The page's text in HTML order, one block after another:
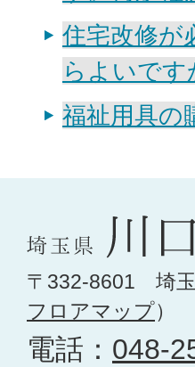
住宅改修が
らよいです
福祉用具の
〒332-8601 埼玉
フロアマップ）
電話： 048-